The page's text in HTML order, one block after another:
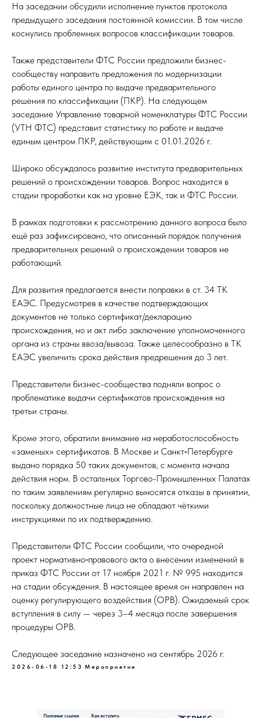
На заседании обсудили исполнение пунктов протокола
предыдущего заседания постоянной комиссии. В том числе
коснулись проблемных вопросов классификации товаров.
Также представители ФТС России предложили бизнес-
сообществу направить предложения по модернизации
работы единого центра по выдаче предварительного
решения по классификации (ПКР). На следующем
заседание Управление товарной номенклатуры ФТС России
(УТН ФТС) представит статистику по работе и выдаче
единым центром ПКР, действующим с 01.01.2026 г.
Широко обсуждалось развитие института предварительных
решений о происхождении товаров. Вопрос находится в
стадии проработки как на уровне ЕЭК, так и ФТС России.
В рамках подготовки к рассмотрению данного вопроса было
ещё раз зафиксировано, что описанный порядок получения
предварительных решений о происхождении товаров не
работающий.
Для развития предлагается внести поправки в ст. 34 ТК
ЕАЭС. Предусмотрев в качестве подтверждающих
документов не только сертификат/декларацию
происхождения, но и акт либо заключение уполномоченного
органа из страны ввоза/вывоза. Также целесообразно в ТК
ЕАЭС увеличить срока действия предрешения до 3 лет.
Представители бизнес-сообщества подняли вопрос о
проблематике выдачи сертификатов происхождения на
третьи страны.
Кроме этого, обратили внимание на неработоспособность
«заменых» сертификатов. В Москве и Санкт‑Петербурге
выдано порядка 50 таких документов, с момента начала
действия норм. В остальных Торгово-Промышленных Палатах
по таким заявлениям регулярно выносятся отказы в принятии,
поскольку должностные лица не обладают чёткими
инструкциями по их подтверждению.
Представители ФТС России сообщили, что очередной
проект нормативно‑правового акта о внесении изменений в
приказ ФТС России от 17 ноября 2021 г. № 995 находится
на стадии обсуждения. В настоящее время он направлен на
оценку регулирующего воздействия (ОРВ). Ожидаемый срок
вступления в силу — через 3–4 месяца после завершения
процедуры ОРВ.
Следующее заседание назначено на сентябрь 2026 г.
2026-06-18 12:53 Мероприятия
Полезные ссылки Как вступить